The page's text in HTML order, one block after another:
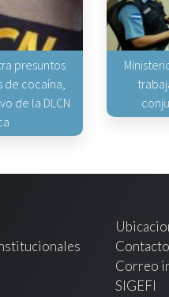
presuntos
de cocaína,
de la DLCN
Contacto
Correo
SIGEFI